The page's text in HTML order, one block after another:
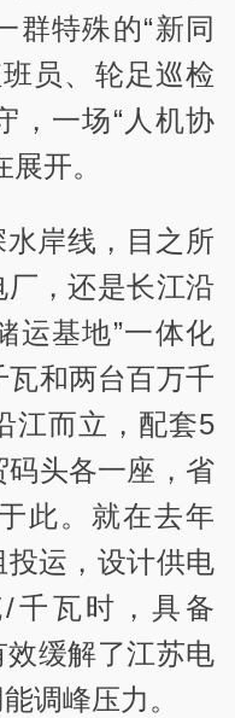
群特殊的“新同
员、轮足巡检
，一场“人机协
开。
岸线，目之所
，还是长江沿
运基地”一体化
和两台百万千
江而立，配套5
码头各一座，省
此。就在去年
投运，设计供电
千瓦时，具备
缓解了江苏电
调峰压力。